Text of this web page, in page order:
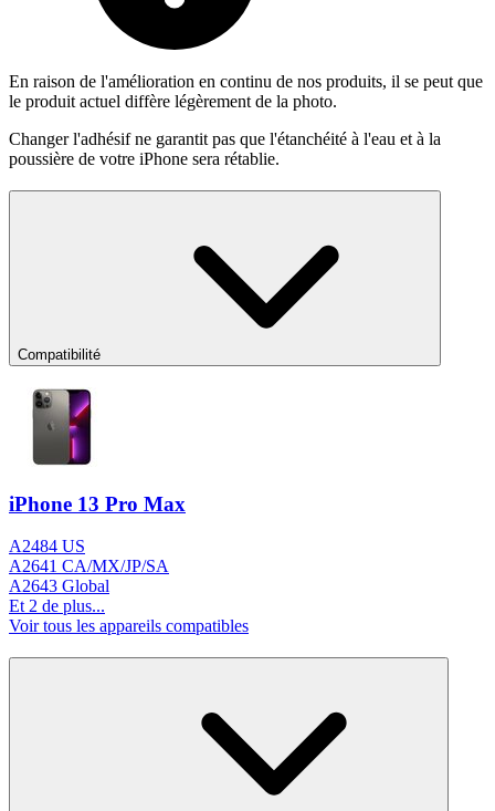
En raison de l'amélioration en continu de nos produits, il se peut que
le produit actuel diffère légèrement de la photo.
Changer l'adhésif ne garantit pas que l'étanchéité à l'eau et à la
poussière de votre iPhone sera rétablie.
Compatibilité
iPhone 13 Pro Max
A2484 US
A2641 CA/MX/JP/SA
A2643 Global
Et 2 de plus...
Voir tous les appareils compatibles